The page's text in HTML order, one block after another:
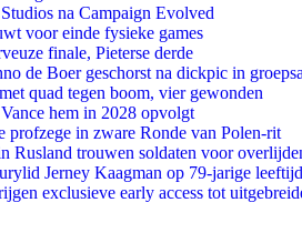
na Campaign Evolved
voor einde fysieke games
finale, Pieterse derde
de Boer geschorst na dickpic in
quad tegen boom, vier gewonden
hem in 2028 opvolgt
profzege in zware Ronde van Polen-rit
Rusland trouwen soldaten voor
Jerney Kaagman op 79-jarige
exclusieve early access tot